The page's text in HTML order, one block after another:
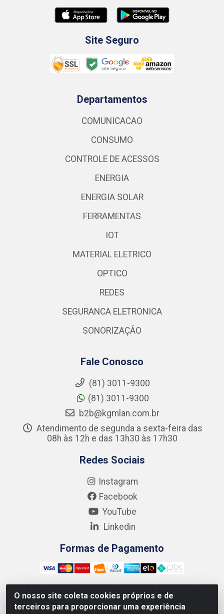
O nosso site coleta cookies próprios e de
terceiros para proporcionar uma experiência
Site Seguro
Departamentos
COMUNICACAO
CONSUMO
CONTROLE DE ACESSOS
ENERGIA
ENERGIA SOLAR
FERRAMENTAS
IOT
MATERIAL ELETRICO
OPTICO
REDES
SEGURANCA ELETRONICA
SONORIZAÇÃO
Fale Conosco
(81) 3011-9300
(81) 3011-9300
b2b@kgmlan.com.br
Atendimento de segunda a sexta-feira das
08h às 12h e das 13h30 às 17h30
Redes Sociais
Instagram
Facebook
YouTube
Linkedin
Formas de Pagamento
Kgmlan Distribuidora LTDA - CNPJ 18.217.682/0001-54 -